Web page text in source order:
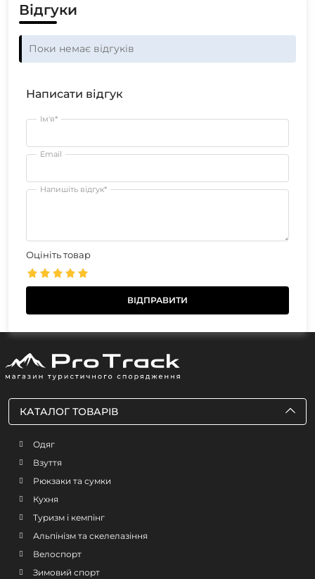
Відгуки
Поки немає відгуків
Написати відгук
Ім'я*
Email
Напишіть відгук*
Оцініть товар
КАТАЛОГ ТОВАРІВ
Одяг
Взуття
Рюкзаки та сумки
Кухня
Туризм і кемпінг
Альпінізм та скелелазіння
Велоспорт
Зимовий спорт